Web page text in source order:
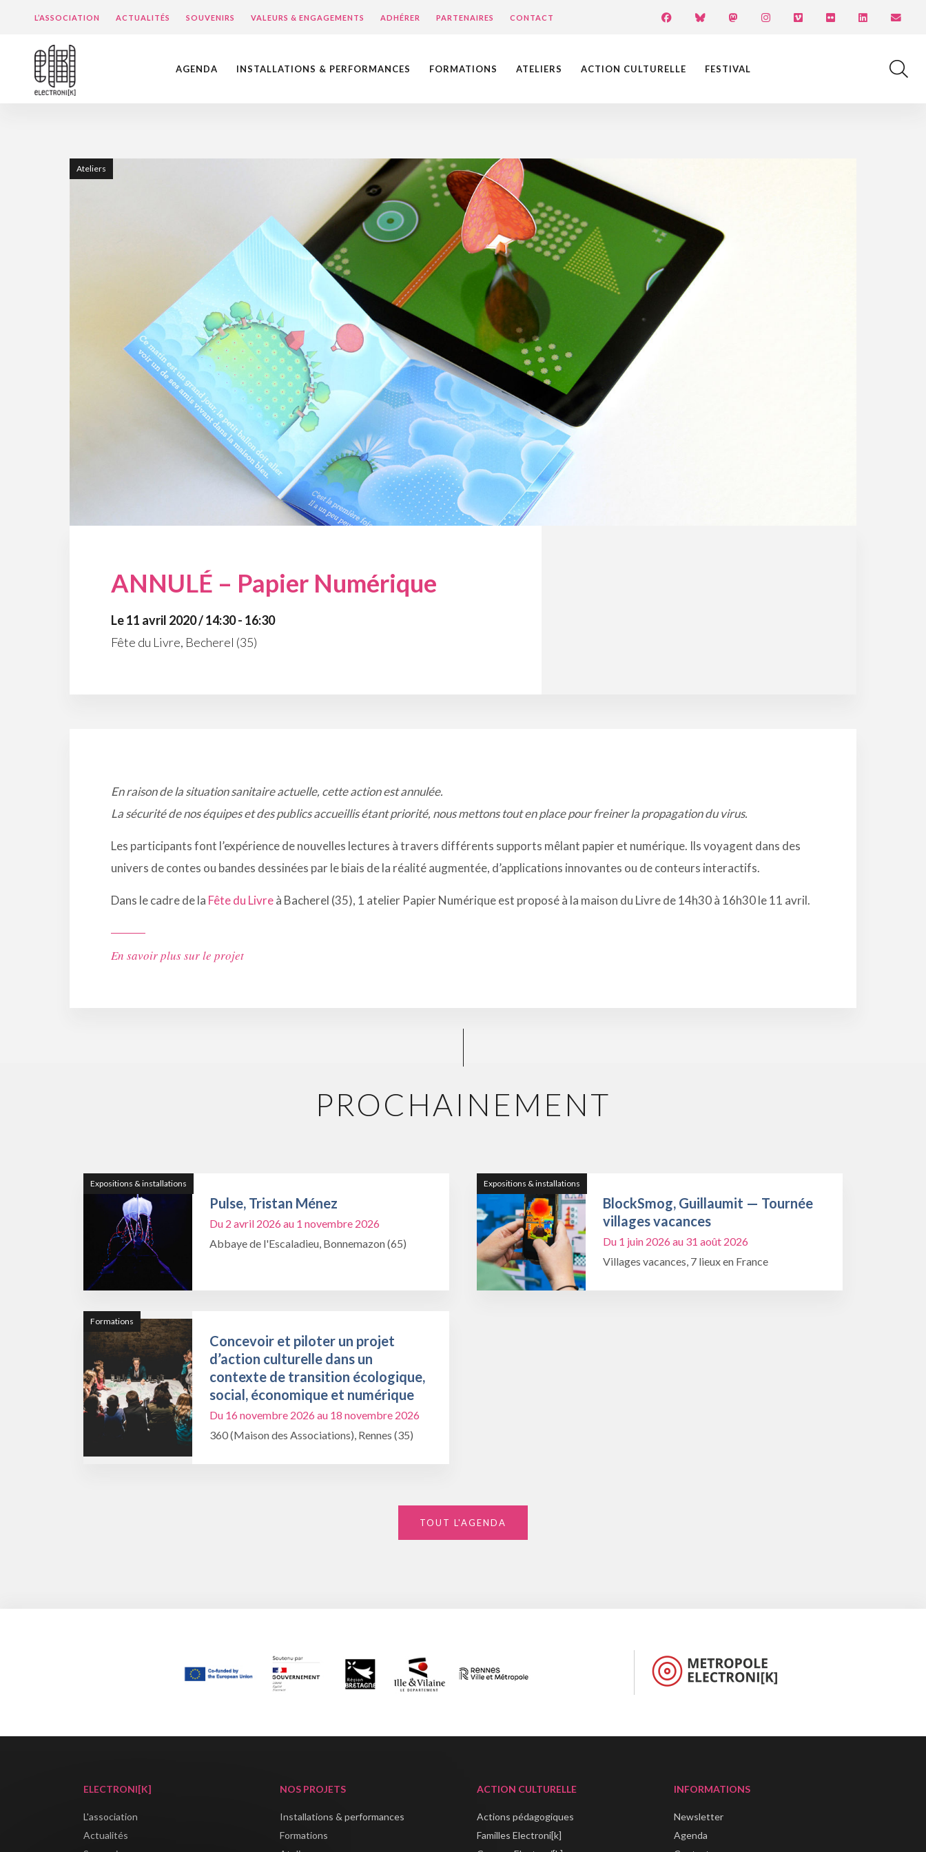
L’ASSOCIATION ACTUALITÉS SOUVENIRS VALEURS & ENGAGEMENTS ADHÉRER PARTENAIRES CONTACT
AGENDA INSTALLATIONS & PERFORMANCES FORMATIONS ATELIERS ACTION CULTURELLE FESTIVAL
Ateliers
ANNULÉ – Papier Numérique
Le 11 avril 2020 / 14:30 - 16:30
Fête du Livre, Becherel (35)
En raison de la situation sanitaire actuelle, cette action est annulée.
La sécurité de nos équipes et des publics accueillis étant priorité, nous mettons tout en place pour freiner la propagation du virus.
Les participants font l’expérience de nouvelles lectures à travers différents supports mêlant papier et numérique. Ils voyagent dans des
univers de contes ou bandes dessinées par le biais de la réalité augmentée, d’applications innovantes ou de conteurs interactifs.
Dans le cadre de la Fête du Livreà Bacherel (35), 1 atelier Papier Numérique est proposé à la maison du Livre de 14h30 à 16h30 le 11 avril.
En savoir plus sur le projet
PROCHAINEMENT
Expositions & installations
Pulse, Tristan Ménez
Du 2 avril 2026 au 1 novembre 2026
Abbaye de l'Escaladieu, Bonnemazon (65)
Expositions & installations
BlockSmog, Guillaumit — Tournée
villages vacances
Du 1 juin 2026 au 31 août 2026
Villages vacances, 7 lieux en France
Formations
Concevoir et piloter un projet
d’action culturelle dans un
contexte de transition écologique,
social, économique et numérique
Du 16 novembre 2026 au 18 novembre 2026
360 (Maison des Associations), Rennes (35)
TOUT L'AGENDA
ELECTRONI[K]
L'association
Actualités
NOS PROJETS
Installations & performances
Formations
ACTION CULTURELLE
Actions pédagogiques
Familles Electroni[k]
INFORMATIONS
Newsletter
Agenda